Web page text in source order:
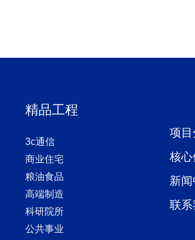
精品工程
3c通信
商业住宅
粮油食品
高端制造
科研院所
公共事业
项
核
新
联